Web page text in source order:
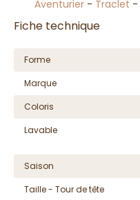
Aventurier- Traclet -
Fiche technique
Forme
Marque
Coloris
Lavable
Saison
Taille - Tour de tête